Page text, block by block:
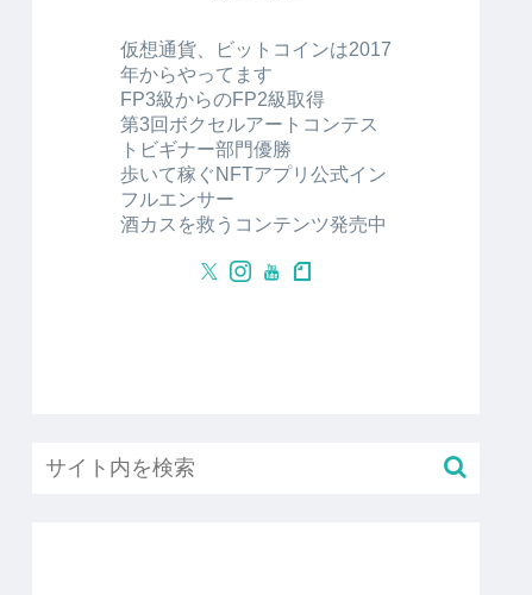
仮想通貨、ビットコインは2017
年からやってます
FP3級からのFP2級取得
第3回ボクセルアートコンテス
トビギナー部門優勝
歩いて稼ぐNFTアプリ公式イン
フルエンサー
酒カスを救うコンテンツ発売中